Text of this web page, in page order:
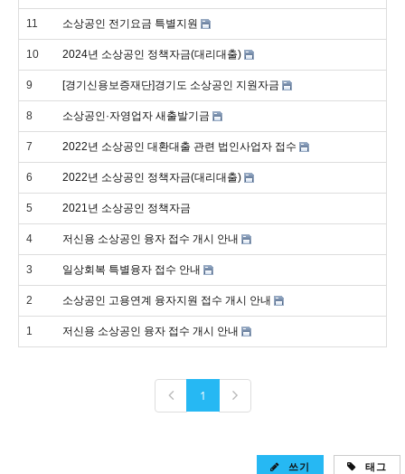
11 소상공인 전기요금 특별지원
10 2024년 소상공인 정책자금(대리대출)
9 [경기신용보증재단]경기도 소상공인 지원자금
8 소상공인·자영업자 새출발기금
7 2022년 소상공인 대환대출 관련 법인사업자 접수
6 2022년 소상공인 정책자금(대리대출)
5 2021년 소상공인 정책자금
4 저신용 소상공인 융자 접수 개시 안내
3 일상회복 특별융자 접수 안내
2 소상공인 고용연계 융자지원 접수 개시 안내
1 저신용 소상공인 융자 접수 개시 안내
1
쓰기 태그